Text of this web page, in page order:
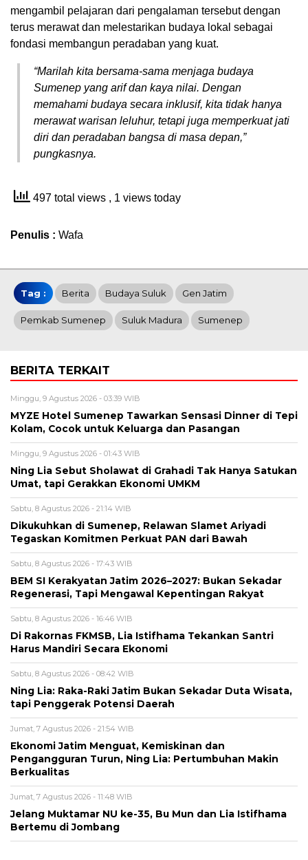
mengambil pelajaran dari pengalaman tersebut dengan
terus merawat dan melestarikan budaya lokal sebagai
fondasi membangun peradaban yang kuat.
“Marilah kita bersama-sama menjaga budaya
Sumenep yang arif dan kaya nilai. Dengan
memahami budaya secara inklusif, kita tidak hanya
merawat warisan leluhur, tetapi juga memperkuat jati
diri dan peradaban bangsa di masa depan,”
pungkasnya.
497 total views , 1 views today
Penulis : Wafa
Tag : Berita Budaya Suluk Gen Jatim
Pemkab Sumenep Suluk Madura Sumenep
BERITA TERKAIT
Minggu, 9 Agustus 2026 - 03:39 WIB
MYZE Hotel Sumenep Tawarkan Sensasi Dinner di Tepi
Kolam, Cocok untuk Keluarga dan Pasangan
Minggu, 9 Agustus 2026 - 01:43 WIB
Ning Lia Sebut Sholawat di Grahadi Tak Hanya Satukan
Umat, tapi Gerakkan Ekonomi UMKM
Sabtu, 8 Agustus 2026 - 21:14 WIB
Dikukuhkan di Sumenep, Relawan Slamet Ariyadi
Tegaskan Komitmen Perkuat PAN dari Bawah
Sabtu, 8 Agustus 2026 - 17:43 WIB
BEM SI Kerakyatan Jatim 2026–2027: Bukan Sekadar
Regenerasi, Tapi Mengawal Kepentingan Rakyat
Sabtu, 8 Agustus 2026 - 16:46 WIB
Di Rakornas FKMSB, Lia Istifhama Tekankan Santri
Harus Mandiri Secara Ekonomi
Sabtu, 8 Agustus 2026 - 08:42 WIB
Ning Lia: Raka-Raki Jatim Bukan Sekadar Duta Wisata,
tapi Penggerak Potensi Daerah
Jumat, 7 Agustus 2026 - 21:54 WIB
Ekonomi Jatim Menguat, Kemiskinan dan
Pengangguran Turun, Ning Lia: Pertumbuhan Makin
Berkualitas
Jumat, 7 Agustus 2026 - 11:48 WIB
Jelang Muktamar NU ke-35, Bu Mun dan Lia Istifhama
Bertemu di Jombang